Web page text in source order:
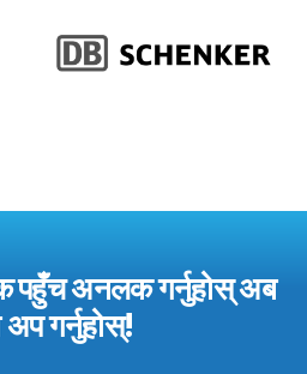
पहुँच अनलक गर्नुहोस्अब
गर्नुहोस्!